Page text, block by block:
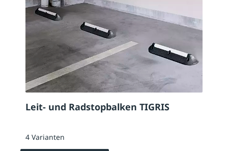
Leit- und Radstopbalken TIGRIS
4 Varianten